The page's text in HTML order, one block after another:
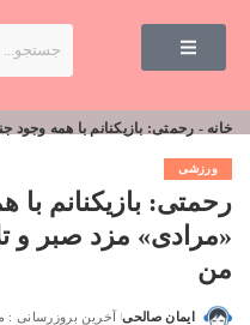
خانه - رحمتی: بازیکنانم با همه وجود
ورزشی
رحمتی: بازیکنانم با
«مرادی» مزد صبر و
من
ایمان صالحی آخرین بروزرسانی : مهر ۲۶,